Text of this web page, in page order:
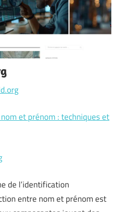
et prénom : techniques et
de l’identification
entre nom et prénom est